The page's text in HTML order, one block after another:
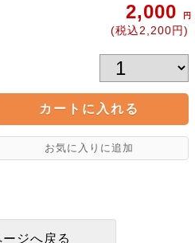
2,000 円
(税込2,200円)